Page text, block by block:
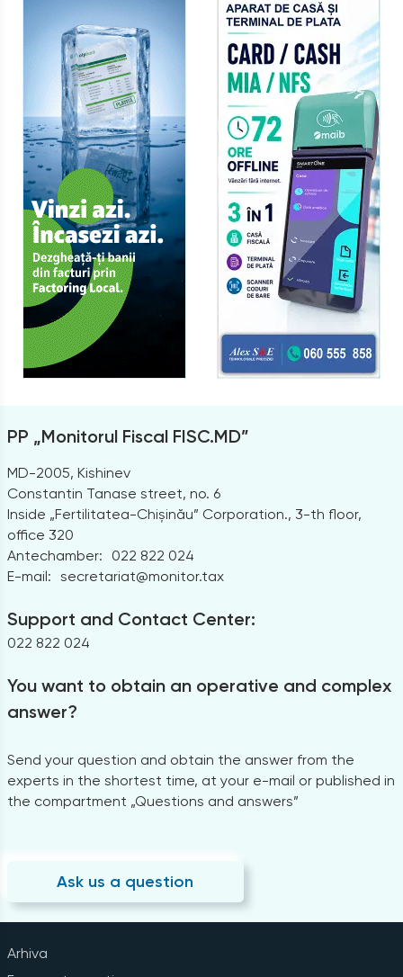
PP „Monitorul Fiscal FISC.MD”
MD-2005, Kishinev
Constantin Tanase street, no. 6
Inside „Fertilitatea-Chișinău” Corporation., 3-th floor,
office 320
Antechamber:
022 822 024
E-mail: secretariat@monitor.tax
Support and Contact Center:
022 822 024
You want to obtain an operative and complex
answer?
Send your question and obtain the answer from the
experts in the shortest time, at your e-mail or published in
the compartment „Questions and answers”
Ask us a question
Arhiva